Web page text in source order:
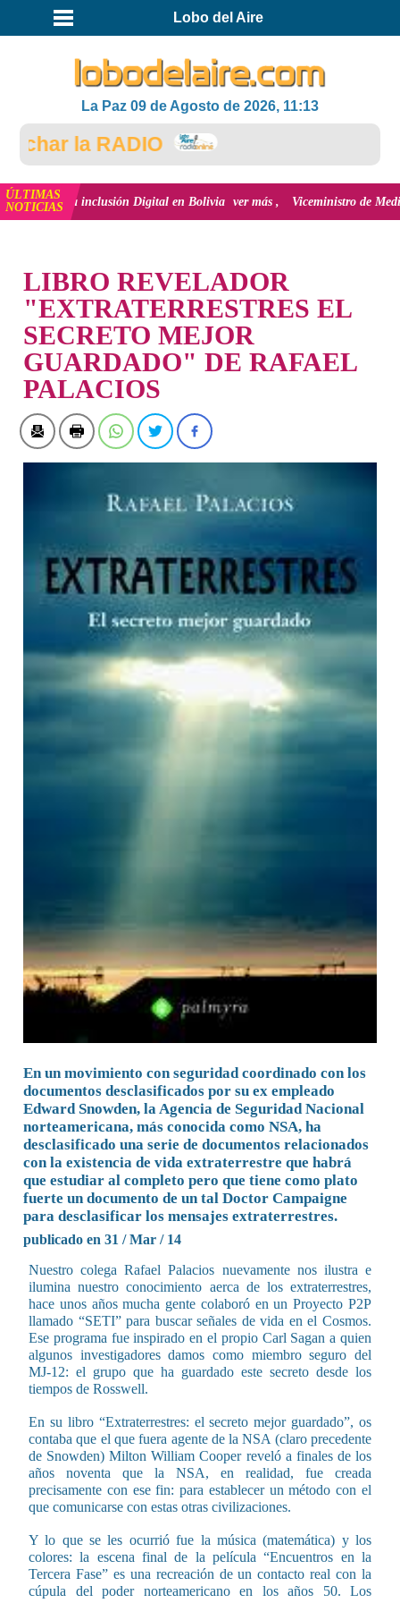
Lobo del Aire
La Paz 09 de Agosto de 2026, 11:13
la RADIO
ÚLTIMAS
NOTICIAS
y la inclusión Digital en Bolivia ver más Viceministro de Medio
LIBRO REVELADOR
"EXTRATERRESTRES EL
SECRETO MEJOR
GUARDADO" DE RAFAEL
PALACIOS
En un movimiento con seguridad coordinado con los
documentos desclasificados por su ex empleado
Edward Snowden, la Agencia de Seguridad Nacional
norteamericana, más conocida como NSA, ha
desclasificado una serie de documentos relacionados
con la existencia de vida extraterrestre que habrá
que estudiar al completo pero que tiene como plato
fuerte un documento de un tal Doctor Campaigne
para desclasificar los mensajes extraterrestres.
publicado en 31 / Mar / 14
Nuestro colega Rafael Palacios nuevamente nos ilustra e
ilumina nuestro conocimiento aerca de los extraterrestres,
hace unos años mucha gente colaboró en un Proyecto P2P
llamado “SETI” para buscar señales de vida en el Cosmos.
Ese programa fue inspirado en el propio Carl Sagan a quien
algunos investigadores damos como miembro seguro del
MJ-12: el grupo que ha guardado este secreto desde los
tiempos de Rosswell.
En su libro “Extraterrestres: el secreto mejor guardado”, os
contaba que el que fuera agente de la NSA (claro precedente
de Snowden) Milton William Cooper reveló a finales de los
años noventa que la NSA, en realidad, fue creada
precisamente con ese fin: para establecer un método con el
que comunicarse con estas otras civilizaciones.
Y lo que se les ocurrió fue la música (matemática) y los
colores: la escena final de la película “Encuentros en la
Tercera Fase” es una recreación de un contacto real con la
cúpula del poder norteamericano en los años 50. Los